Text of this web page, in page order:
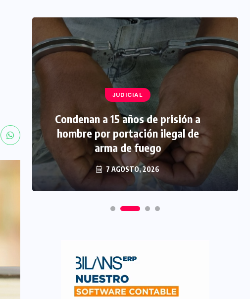
JUDICIAL
Condenan a 15 años de prisión a
hombre por portación ilegal de
arma de fuego
7 AGOSTO, 2026